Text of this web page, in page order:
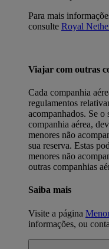
Para mais
consulte Royal
Viajar com outras
Cada companhia
regulamentos
acompanhados. Se
companhia aérea,
menores não
sua reserva. Estas
menores não
outras companhias
Saiba mais
Visite a página
informações, ou